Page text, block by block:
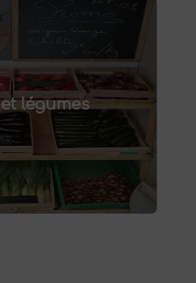
légumes
légumes
Achetez des
à Saint-
Saulve
de saison,
Goûtez la différence :
et respectueux de
directe à la ferme ou
à domicile.